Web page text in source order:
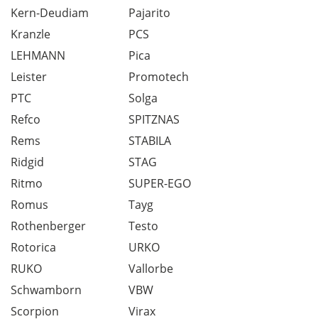
Kern-Deudiam
Kranzle
LEHMANN
Leister
Pajarito
PCS
Pica
Promotech
PTC
Refco
Rems
Ridgid
Ritmo
Romus
Rothenberger
Rotorica
RUKO
Schwamborn
Scorpion
Solga
SPITZNAS
STABILA
STAG
SUPER-EGO
Tayg
Testo
URKO
Vallorbe
VBW
Virax